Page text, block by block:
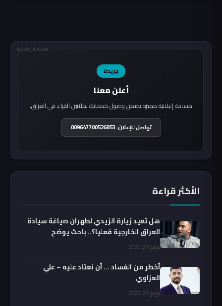
مساحة إعلانية
جريدة
أعلن معنا
مساحة إعلانية مميزة تضمن وصول خدماتك لملايين القراء في العراق.
تواصل للإعلان: 009647700526853
الأكثر قراءة
هل تعيد زيارة الزيدي لطهران صياغة سيادة
العراق الخارجية فعليا؟.. باحث يوضح
يوليو 23, 2026
أخطر من الفساد … أن نعتاد عليه – علي
العزاوي
يوليو 23, 2026